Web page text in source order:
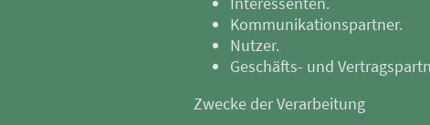
Kommunikationspartner.
Nutzer.
Geschäfts- und
Zwecke der Verarbeitung